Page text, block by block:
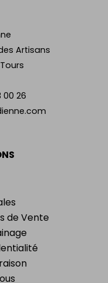
de Vente
Artisans
00 26